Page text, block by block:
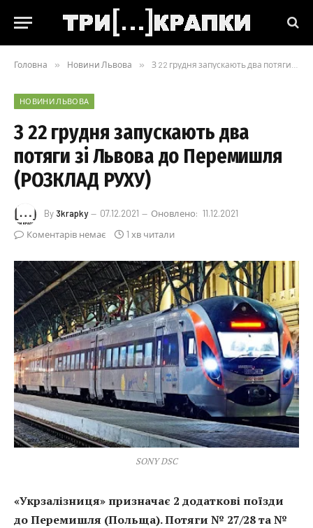
Головна » Новини Львова » З 22 грудня запускають два потяги зі Львова до Перемишля (РОЗКЛАД РУХУ)
НОВИНИ ЛЬВОВА
З 22 грудня запускають два
потяги зі Львова до Перемишля
(РОЗКЛАД РУХУ)
By 3krapky 07.12.2021 Оновлено: 11.12.2021
Коментарів немає
1 хв читали
SONY DSC
«Укрзалізниця» призначає 2 додаткові поїзди
до Перемишля (Польща). Потяги № 27/28 та №